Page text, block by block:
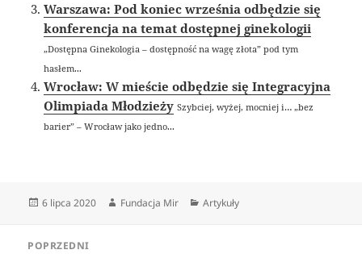
Warszawa: Pod koniec września odbędzie się
konferencja na temat dostępnej ginekologii
„Dostępna Ginekologia – dostępność na wagę złota” pod tym
hasłem...
Wrocław: W mieście odbędzie się Integracyjna
Olimpiada Młodzieży Szybciej, wyżej, mocniej i… „bez
barier” – Wrocław jako jedno...
Data
6 lipca 2020 Autor
Fundacja Mir Kategorie
Artykuły
POPRZEDNI